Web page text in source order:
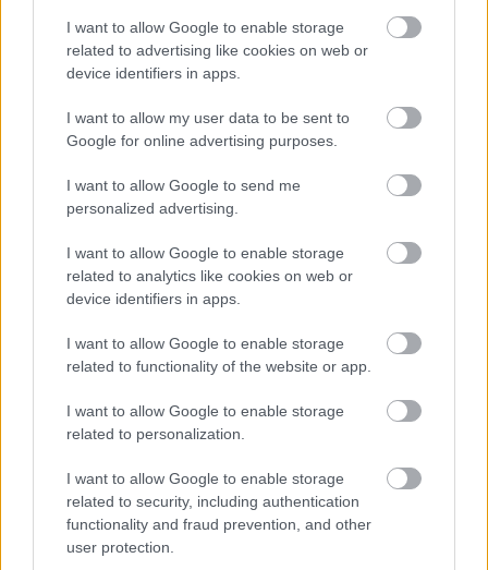
I want to allow Google to enable storage
related to advertising like cookies on web or
device identifiers in apps.
I want to allow my user data to be sent to
Google for online advertising purposes.
I want to allow Google to send me
personalized advertising.
I want to allow Google to enable storage
related to analytics like cookies on web or
device identifiers in apps.
I want to allow Google to enable storage
related to functionality of the website or app.
I want to allow Google to enable storage
related to personalization.
I want to allow Google to enable storage
related to security, including authentication
functionality and fraud prevention, and other
user protection.
Snipping Tool на английски, но не съм го тествал.
Настройките за език и регион на Windows 11,
показващи опции за английски и датски език.
Кликнете или докоснете изображението за повече
информация и по-висока резолюция.
Предполагам, че може да е странно, че
датчанин предпочита да работи с всичко на
английски, но тъй като на работа ми се налага да
използвам софтуер на английски език и
обикновено е по-лесно да търся английски
термини онлайн, намирам за по-малко